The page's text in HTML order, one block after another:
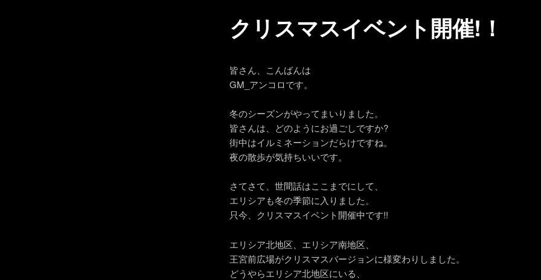
クリスマスイベント開催!！
皆さん、こんばんは
GM_アンコロです。
冬のシーズンがやってまいりました。
皆さんは、どのようにお過ごしですか?
街中はイルミネーションだらけですね。
夜の散歩が気持ちいいです。
さてさて、世間話はここまでにして、
エリシアも冬の季節に入りました。
只今、クリスマスイベント開催中です!!
エリシア北地区、エリシア南地区、
王宮前広場がクリスマスバージョンに様変わりしました。
どうやらエリシア北地区にいる、